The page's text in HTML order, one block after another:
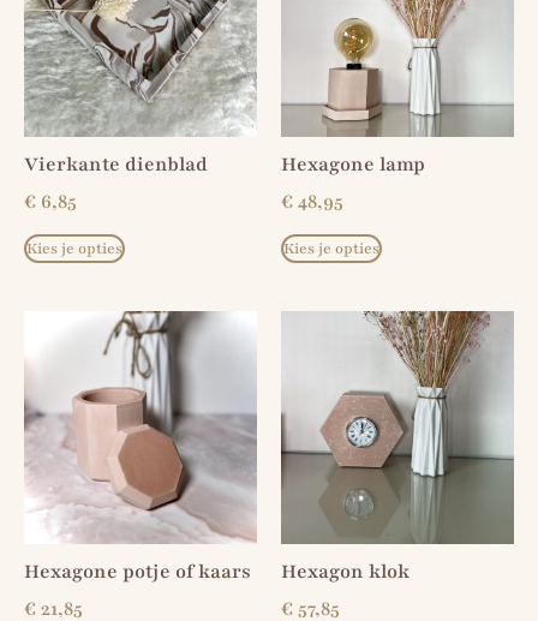
Vierkante dienblad
€ 6,85
Kies je opties
Hexagone lamp
€48,95
Kies je opties
Hexagone potje of kaars
€21,85
Hexagon klok
€57,85